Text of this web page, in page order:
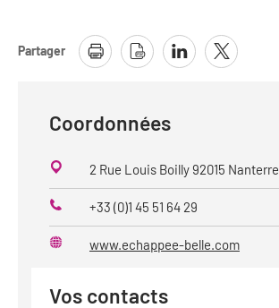
Partager
Coordonnées
2 Rue Louis Boilly 92015 Nanterre
Téléphone
+33 (0)1 45 51 64 29
www.echappee-belle.com
Vos contacts